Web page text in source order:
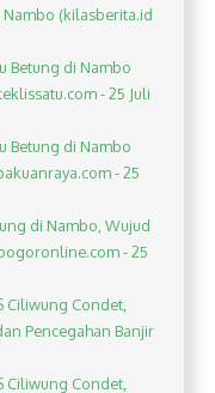
Nambo (kilasberita.id
Betung di Nambo
- 25 Juli
Betung di Nambo
- 25
di Nambo, Wujud
- 25
Ciliwung Condet,
Pencegahan Banjir
Ciliwung Condet,